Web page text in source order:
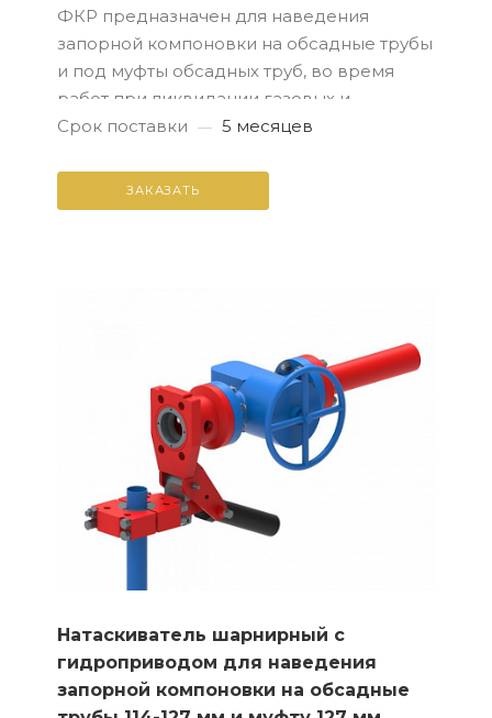
ФКР предназначен для наведения
запорной компоновки на обсадные трубы
и под муфты обсадных труб, во время
работ при ликвидации газовых и
нефтяных фонтанов на скважинах
Срок поставки — 5 месяцев
ЗАКАЗАТЬ
Натаскиватель шарнирный с
гидроприводом для наведения
запорной компоновки на обсадные